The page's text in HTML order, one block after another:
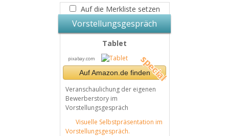
Auf die Merkliste setzen
Vorstellungsgespräch
Tablet
pixabay.com
Auf Amazon.de finden
Veranschaulichung der eigenen
Bewerberstory im
Vorstellungsgespräch
Visuelle Selbstpräsentation im
Vorstellungsgespräch.